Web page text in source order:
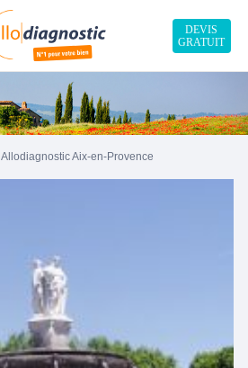
DEVIS
GRATUIT
Allodiagnostic Aix-en-Provence